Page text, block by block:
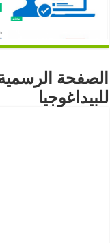
الصفحة
للبيداغوجيا